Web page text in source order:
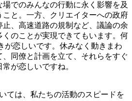
でのみんなの行動に永く影響を及
と。一方、クリエイターへの政府
、高速道路の規制など、議論の余
のことが実現できてもいます。何
が恋しいです。休みなく動きまわ
、同僚と計画を立て、それらをすぐ
が恋しいですね。
ては、私たちの活動のスピードを